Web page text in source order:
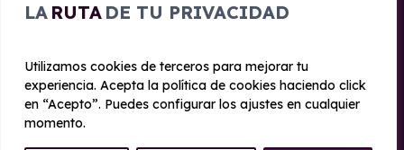
LA RUTA DE TU PRIVACIDAD
Utilizamos cookies de terceros para mejorar tu
experiencia. Acepta la política de cookies haciendo click
en “Acepto”. Puedes configurar los ajustes en cualquier
momento.
Marbella
Nerja
© 2020 - 2026 Malagueta Renting
Aviso legal y Privacidad